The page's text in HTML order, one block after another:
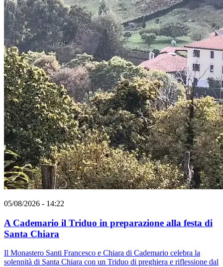
05/08/2026 - 14:22
A Cademario il Triduo in preparazione alla festa di
Santa Chiara
Il Monastero Santi Francesco e Chiara di Cademario celebra la
solennità di Santa Chiara con un Triduo di preghiera e riflessione dal